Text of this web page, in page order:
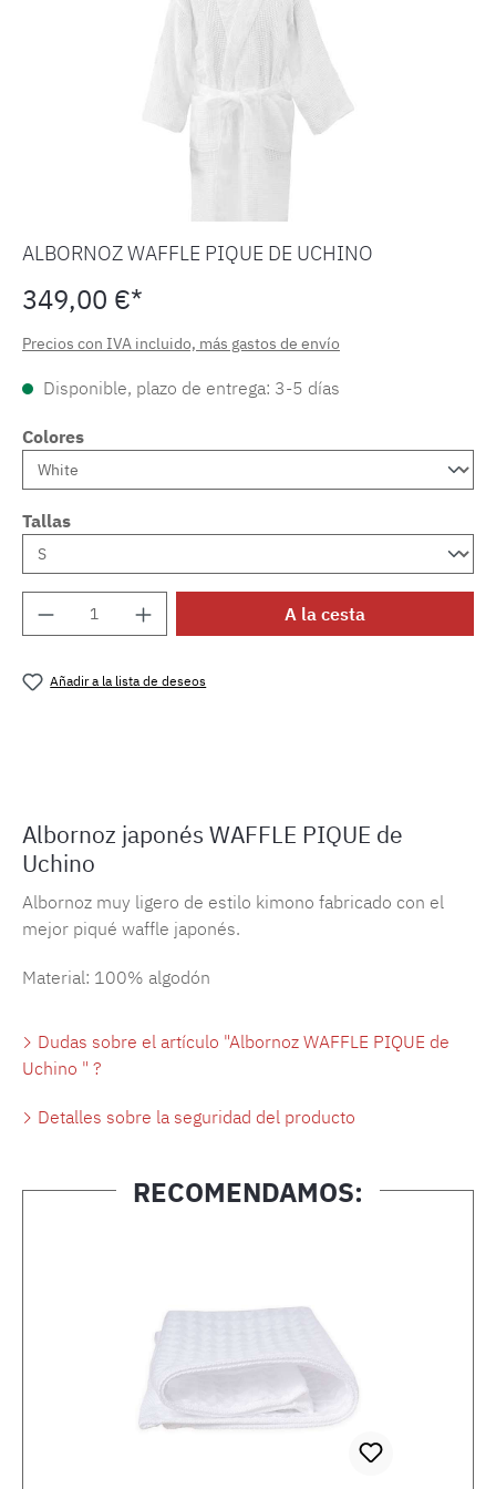
ALBORNOZ WAFFLE PIQUE DE UCHINO
349,00 €*
Precios con IVA incluido, más gastos de envío
Disponible, plazo de entrega: 3-5 días
Colores
Tallas
Cantidad del producto: introduce la
A la cesta
Añadir a la lista de deseos
Albornoz japonés WAFFLE PIQUE de
Uchino
Albornoz muy ligero de estilo kimono fabricado con el
mejor piqué waffle japonés.
Material: 100% algodón
Dudas sobre el artículo "Albornoz WAFFLE PIQUE de
Uchino " ?
Detalles sobre la seguridad del producto
RECOMENDAMOS: